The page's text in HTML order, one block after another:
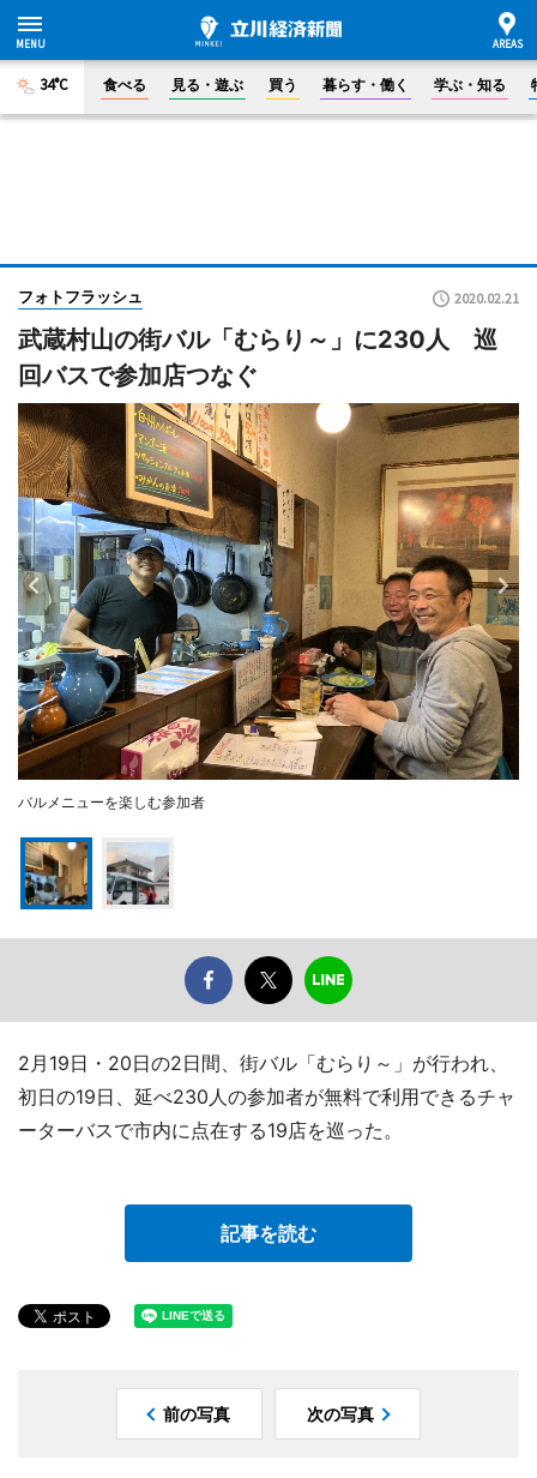
34°C 食べる 見る・遊ぶ 買う 暮らす・働く 学ぶ・知る
フォトフラッシュ 2020.02.21
武蔵村山の街バル「むらり～」に230人 巡
回バスで参加店つなぐ
バルメニューを楽しむ参加者
2月19日・20日の2日間、街バル「むらり～」が行われ、
初日の19日、延べ230人の参加者が無料で利用できるチャ
ーターバスで市内に点在する19店を巡った。
記事を読む
前の写真 次の写真